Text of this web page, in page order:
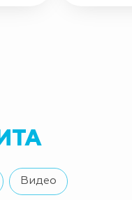
Видео